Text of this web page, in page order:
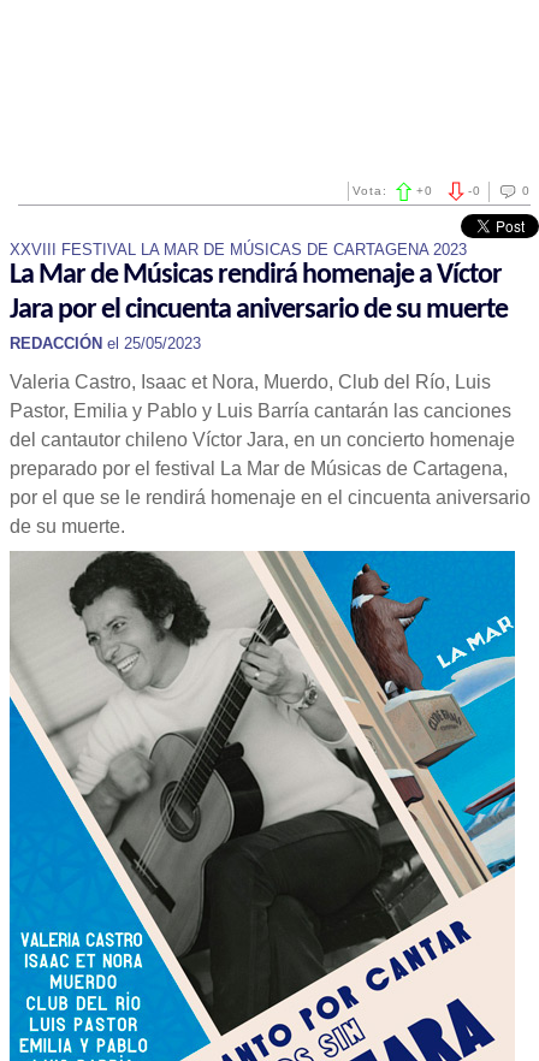
0
-0
Vota: +0
XXVIII FESTIVAL LA MAR DE MÚSICAS DE CARTAGENA 2023
La Mar de Músicas rendirá homenaje a Víctor
Jara por el cincuenta aniversario de su muerte
REDACCIÓN el 25/05/2023
Valeria Castro, Isaac et Nora, Muerdo, Club del Río, Luis
Pastor, Emilia y Pablo y Luis Barría cantarán las canciones
del cantautor chileno Víctor Jara, en un concierto homenaje
preparado por el festival La Mar de Músicas de Cartagena,
por el que se le rendirá homenaje en el cincuenta aniversario
de su muerte.